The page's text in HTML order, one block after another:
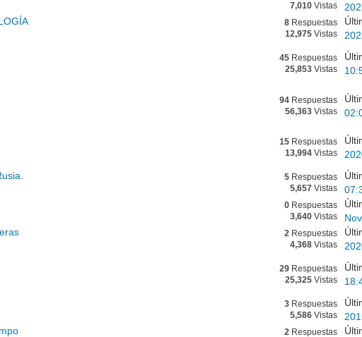
7,010Vistas
8Respuestas
12,975Vistas
45Respuestas
25,853Vistas
94Respuestas
56,363Vistas
15Respuestas
13,994Vistas
5Respuestas
5,657Vistas
0Respuestas
3,640Vistas
2 Respuestas
4,368Vistas
29Respuestas
25,325Vistas
3Respuestas
5,586Vistas
2 Respuestas